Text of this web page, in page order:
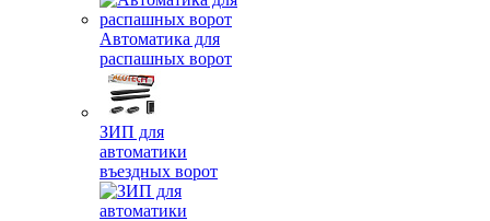
Автоматика для
распашных ворот
ЗИП для
автоматики
въездных ворот